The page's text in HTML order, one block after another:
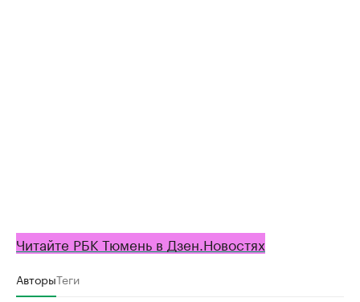
Читайте РБК Тюмень в Дзен.Новостях
АвторыТеги